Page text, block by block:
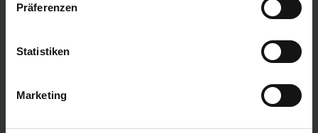
Präferenzen
Statistiken
Marketing
Home
Press